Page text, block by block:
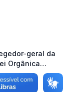
geral da
Orgânica